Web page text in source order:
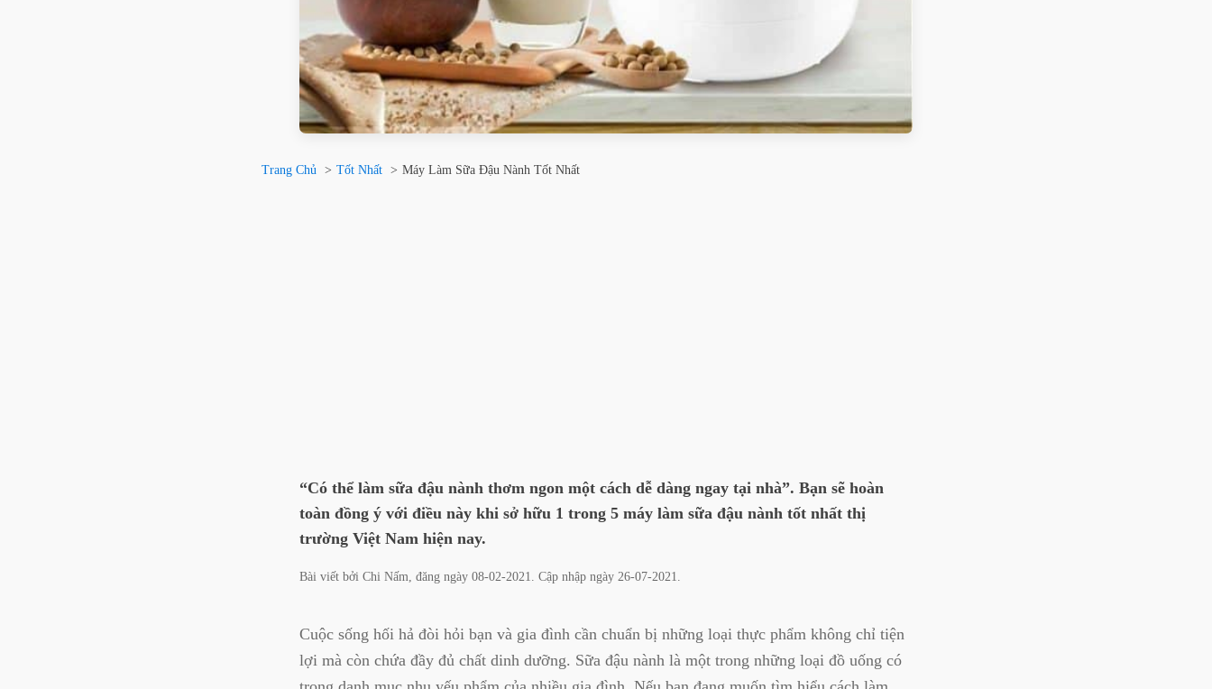
Trang Chủ Tốt Nhất Máy Làm Sữa Đậu Nành Tốt Nhất
“Có thể làm sữa đậu nành thơm ngon một cách dễ dàng ngay tại nhà”. Bạn sẽ hoàn
toàn đồng ý với điều này khi sở hữu 1 trong 5 máy làm sữa đậu nành tốt nhất thị
trường Việt Nam hiện nay.
Bài viết bởi Chi Nấm, đăng ngày 08-02-2021. Cập nhập ngày 26-07-2021.
Cuộc sống hối hả đòi hỏi bạn và gia đình cần chuẩn bị những loại thực phẩm không chỉ tiện
lợi mà còn chứa đầy đủ chất dinh dưỡng. Sữa đậu nành là một trong những loại đồ uống có